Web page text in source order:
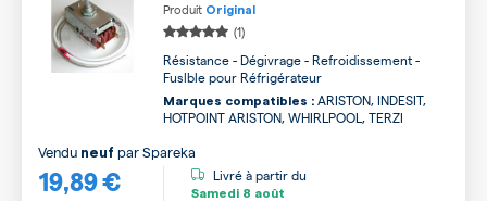
Produit Original
(1)
Résistance - Dégivrage - Refroidissement -
Fuslble pour Réfrigérateur
Marques compatibles : ARISTON, INDESIT,
HOTPOINT ARISTON, WHIRLPOOL, TERZI
19,89 €
Vendu neuf parSpareka
Livré à partir du
Samedi 8 août